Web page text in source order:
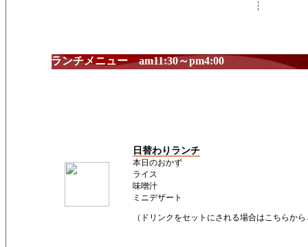
ランチメニュー am11:30～pm4:00
日替わりランチ
本日のおかず
ライス
味噌汁
ミニデザート
（ドリンクをセットにされる場合はこちらか